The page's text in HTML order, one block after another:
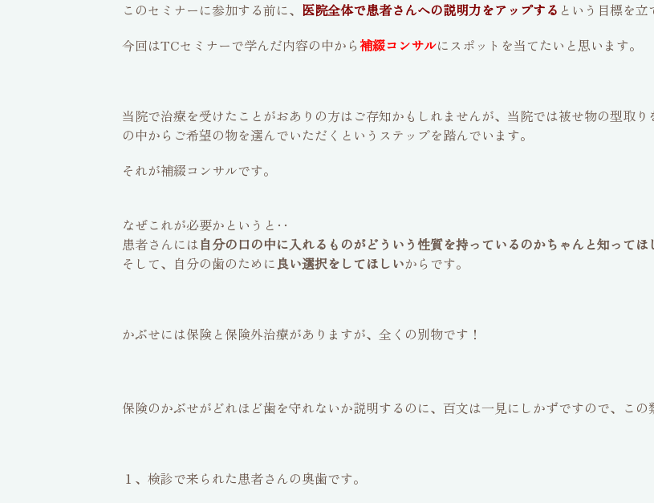
このセミナーに参加する前に、 医院全体で患者さんへの説明力をアップする という目標を立
今回はTCセミナーで学んだ内容の中から補綴コンサルにスポットを当てたいと思います。
当院で治療を受けたことがおありの方はご存知かもしれませんが、当院では被せ物の型取
の中からご希望の物を選んでいただくというステップを踏んでいます。
それが補綴コンサルです。
なぜこれが必要かというと‥
患者さんには自分の口の中に入れるものがどういう性質を持っているのかちゃんと知ってほ
そして、自分の歯のために良い選択をしてほしいからです。
かぶせには保険と保険外治療がありますが、全くの別物です！
保険のかぶせがどれほど歯を守れないか説明するのに、百文は一見にしかずですので、この
１、検診で来られた患者さんの奥歯です。